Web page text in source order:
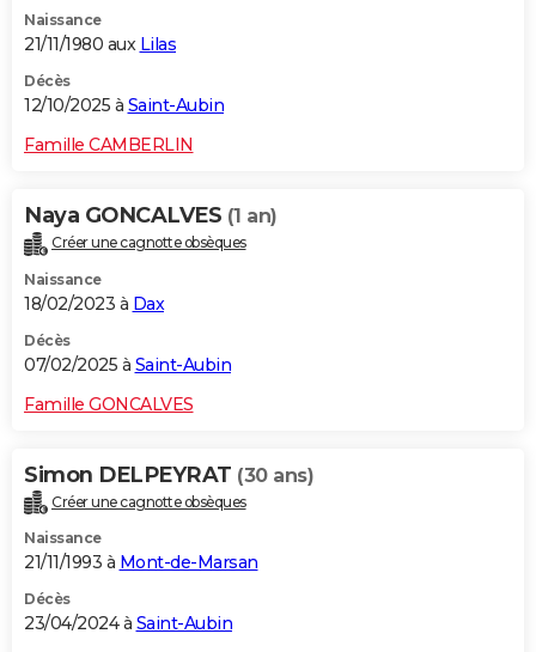
Naissance
21/11/1980 aux Lilas
Décès
12/10/2025 à Saint-Aubin
Famille CAMBERLIN
Naya GONCALVES (1 an)
Créer une cagnotte obsèques
Naissance
18/02/2023 à Dax
Décès
07/02/2025 à Saint-Aubin
Famille GONCALVES
Simon DELPEYRAT (30 ans)
Créer une cagnotte obsèques
Naissance
21/11/1993 à Mont-de-Marsan
Décès
23/04/2024 à Saint-Aubin